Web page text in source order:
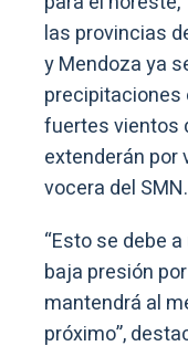
las provincias
y Mendoza ya
precipitaciones
fuertes vientos
extenderán por
vocera del SMN.
“Esto se debe
baja presión
mantendrá al
próximo”,